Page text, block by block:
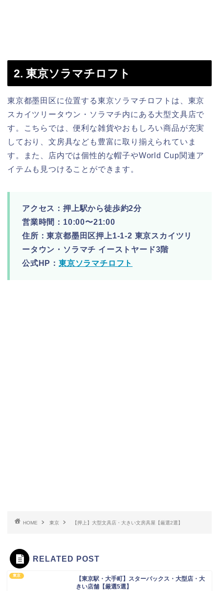
2. 東京ソラマチロフト
東京都墨田区に位置する東京ソラマチロフトは、東京
スカイツリータウン・ソラマチ内にある大型文具店で
す。こちらでは、便利な雑貨やおもしろい商品が充実
しており、文房具なども豊富に取り揃えられていま
す。また、店内では個性的な帽子やWorld Cup関連ア
イテムも見つけることができます。
アクセス：押上駅から徒歩約2分
営業時間：10:00〜21:00
住所：東京都墨田区押上1-1-2 東京スカイツリ
ータウン・ソラマチ イーストヤード3階
公式HP： 東京ソラマチロフト
HOME 東京 【押上】大型文具店・大きい文房具屋【厳選2選】
RELATED POST
東京
【東京駅・大手町】スターバックス・大型店・大
きい店舗【厳選5選】